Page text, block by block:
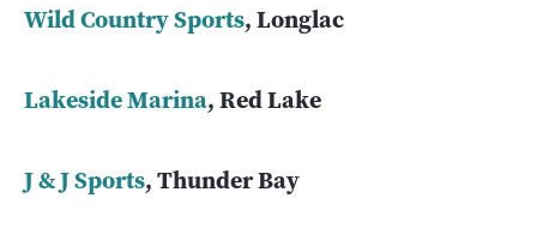
Wild Country Sports, Longlac
Lakeside Marina, Red Lake
J & J Sports, Thunder Bay